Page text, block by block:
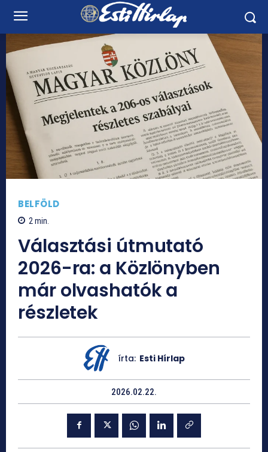
BELFÖLD
2min.
Választási útmutató
2026-ra: a Közlönyben
már olvashatók a
részletek
írta: Esti Hírlap
2026.02.22.